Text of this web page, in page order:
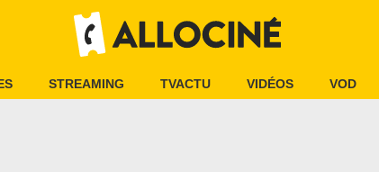
STREAMING TVACTU VIDÉOS VOD